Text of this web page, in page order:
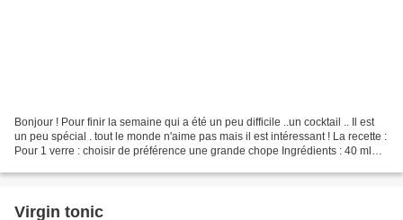
Bonjour ! Pour finir la semaine qui a été un peu difficile ..un cocktail .. Il est
un peu spécial . tout le monde n'aime pas mais il est intéressant ! La recette :
Pour 1 verre : choisir de préférence une grande chope Ingrédients : 40 ml
Virgin tonic